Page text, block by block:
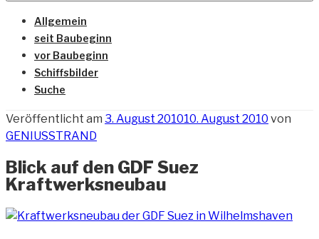
Allgemein
seit Baubeginn
vor Baubeginn
Schiffsbilder
Suche
Veröffentlicht am 3. August 201010. August 2010 von
GENIUSSTRAND
Blick auf den GDF Suez
Kraftwerksneubau